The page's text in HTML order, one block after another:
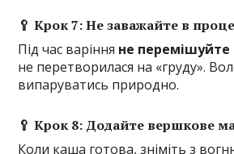
🥄 Крок 7: Не заважайте в
Під час варіння не
не перетворилася на «груду».
випаруватись природно.
🥄 Крок 8: Додайте вершкове
Коли каша готова, зніміть з